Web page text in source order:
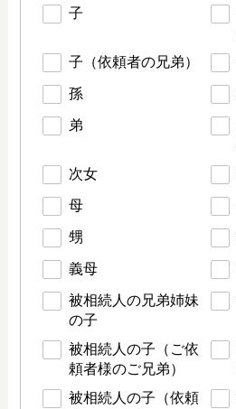
子
子（依頼者の兄弟）
孫
弟
次女
母
甥
義母
被相続人の兄弟姉妹
の子
被相続人の子（ご依
頼者様のご兄弟）
被相続人の子（依頼